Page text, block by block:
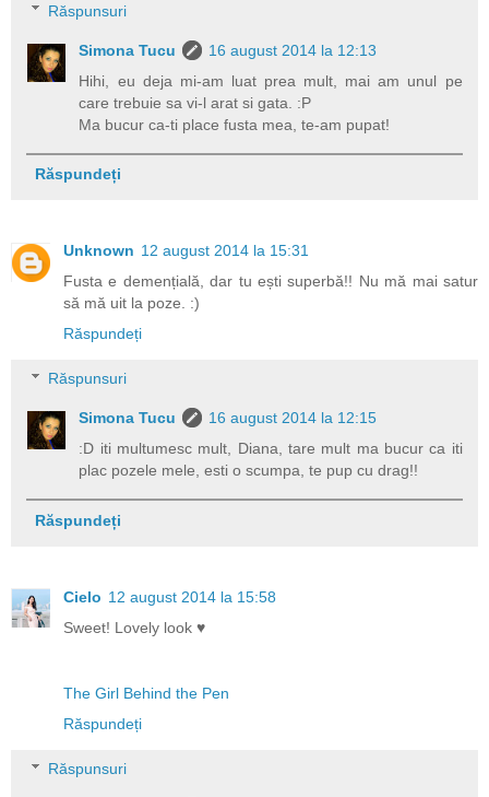
Răspunsuri
Simona Tucu
16 august 2014 la 12:13
Hihi, eu deja mi-am luat prea mult, mai am unul pe
care trebuie sa vi-l arat si gata. :P
Ma bucur ca-ti place fusta mea, te-am pupat!
Răspundeți
Unknown 12 august 2014 la 15:31
Fusta e demențială, dar tu ești superbă!! Nu mă mai satur
să mă uit la poze. :)
Răspundeți
Răspunsuri
Simona Tucu
16 august 2014 la 12:15
:D iti multumesc mult, Diana, tare mult ma bucur ca iti
plac pozele mele, esti o scumpa, te pup cu drag!!
Răspundeți
Cielo 12 august 2014 la 15:58
Sweet! Lovely look ♥
The Girl Behind the Pen
Răspundeți
Răspunsuri